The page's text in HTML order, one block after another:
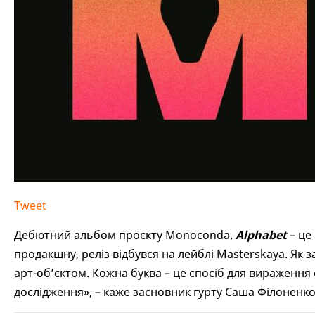
Tweet
Дебютний альбом проєкту Monoconda. Alphabet– це
продакшну, реліз відбувся на лейблі Masterskaya. Як
арт-об’єктом. Кожна буква – це спосіб для
дослідження», – каже засновник гурту Саша